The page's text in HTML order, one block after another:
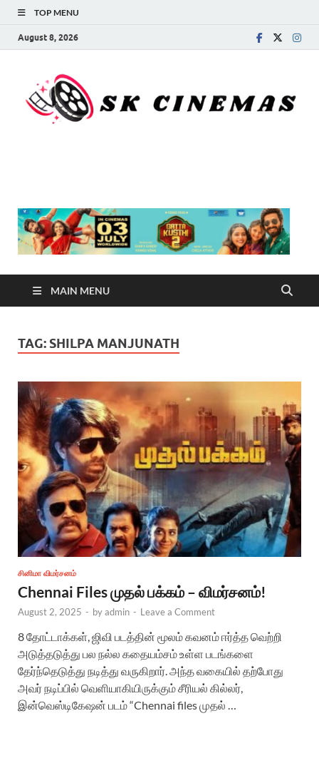
TOP MENU
August 8, 2026
MAIN MENU
TAG: SHILPA MANJUNATH
சினிமா விமர்சனம்
Chennai Files முதல் பக்கம் – விமர்சனம்!
August 2, 2025 - byadmin - Leave a Comment
8 தோட்டாக்கள், ஜிவி படத்தின் மூலம் கவனம் ஈர்த்த வெற்றி
அடுத்தடுத்து பல நல்ல கதையம்சம் உள்ள படங்களை
தேர்ந்தெடுத்து நடித்து வருகிறார். அந்த வகையில் தற்போது
அவர் நடிப்பில் வெளியாகியிருக்கும் சீரியல் கில்லர்,
இன்வெஸ்டிகேஷன் படம் “Chennai files முதல் …